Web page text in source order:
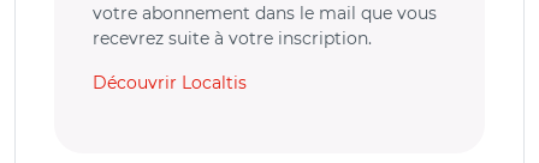
votre abonnement dans le mail que vous
recevrez suite à votre inscription.
Découvrir Localtis